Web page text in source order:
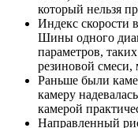
который нельзя
Индекс скорости
Шины одного
параметров,
резиновой смеси,
Раньше были
камеру
камерой
Направленный